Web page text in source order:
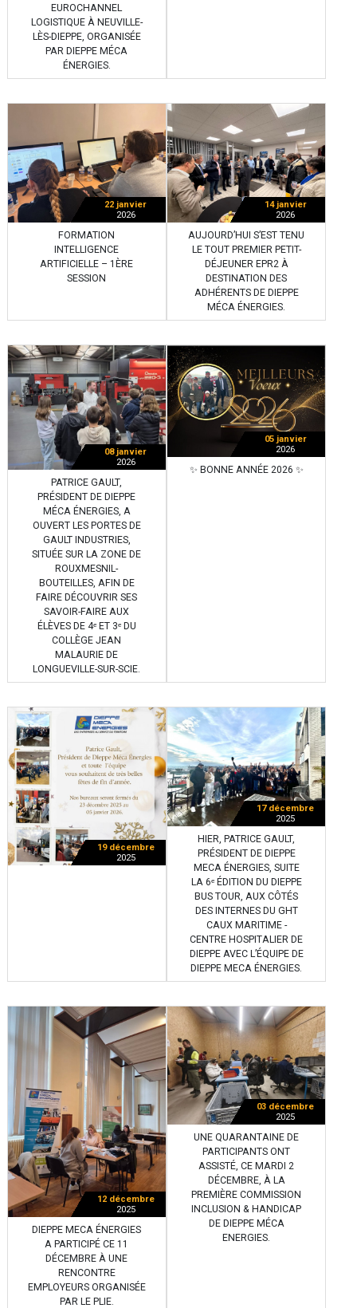
EUROCHANNEL
LOGISTIQUE À NEUVILLE-
LÈS-DIEPPE, ORGANISÉE
PAR DIEPPE MÉCA
ÉNERGIES.
22 janvier
2026
FORMATION
INTELLIGENCE
ARTIFICIELLE – 1ÈRE
SESSION
14 janvier
2026
AUJOURD’HUI S’EST TENU
LE TOUT PREMIER PETIT-
DÉJEUNER EPR2 À
DESTINATION DES
ADHÉRENTS DE DIEPPE
MÉCA ÉNERGIES.
08 janvier
2026
PATRICE GAULT,
PRÉSIDENT DE DIEPPE
MÉCA ÉNERGIES, A
OUVERT LES PORTES DE
GAULT INDUSTRIES,
SITUÉE SUR LA ZONE DE
ROUXMESNIL-
BOUTEILLES, AFIN DE
FAIRE DÉCOUVRIR SES
SAVOIR-FAIRE AUX
ÉLÈVES DE 4ᵉ ET 3ᵉ DU
COLLÈGE JEAN
MALAURIE DE
LONGUEVILLE-SUR-SCIE.
05 janvier
2026
✨ BONNE ANNÉE 2026 ✨
19 décembre
2025
17 décembre
2025
HIER, PATRICE GAULT,
PRÉSIDENT DE DIEPPE
MECA ÉNERGIES, SUITE
LA 6ᵉ ÉDITION DU DIEPPE
BUS TOUR, AUX CÔTÉS
DES INTERNES DU GHT
CAUX MARITIME -
CENTRE HOSPITALIER DE
DIEPPE AVEC L’ÉQUIPE DE
DIEPPE MECA ÉNERGIES.
12 décembre
2025
DIEPPE MECA ÉNERGIES
A PARTICIPÉ CE 11
DÉCEMBRE À UNE
RENCONTRE
EMPLOYEURS ORGANISÉE
PAR LE PLIE.
03 décembre
2025
UNE QUARANTAINE DE
PARTICIPANTS ONT
ASSISTÉ, CE MARDI 2
DÉCEMBRE, À LA
PREMIÈRE COMMISSION
INCLUSION & HANDICAP
DE DIEPPE MÉCA
ENERGIES.